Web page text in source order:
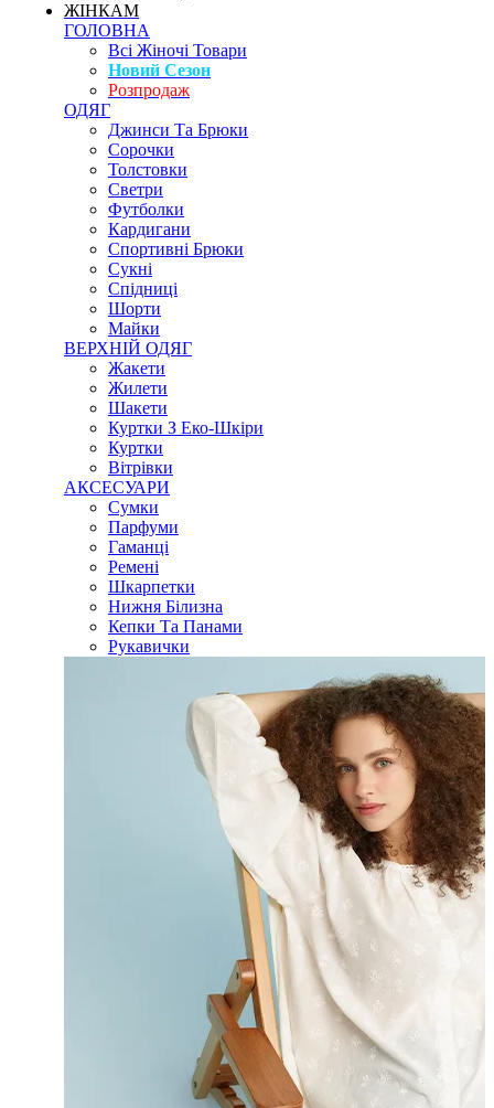
ЖІНКАМ
ГОЛОВНА
Всі Жіночі Товари
Новий Сезон
Розпродаж
ОДЯГ
Джинси Та Брюки
Сорочки
Толстовки
Светри
Футболки
Кардигани
Спортивні Брюки
Сукні
Спідниці
Шорти
Майки
ВЕРХНІЙ ОДЯГ
Жакети
Жилети
Шакети
Куртки З Еко-Шкіри
Куртки
Вітрівки
АКСЕСУАРИ
Сумки
Парфуми
Гаманці
Ремені
Шкарпетки
Нижня Білизна
Кепки Та Панами
Рукавички